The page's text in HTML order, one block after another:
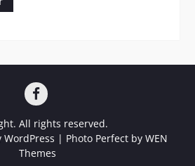
All rights reserved.
| Photo Perfect byWEN
Themes